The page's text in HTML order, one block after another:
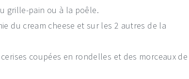
grille-pain ou à la poêle.
du cream cheese et sur les 2 autres de la
coupées en rondelles et des morceaux de